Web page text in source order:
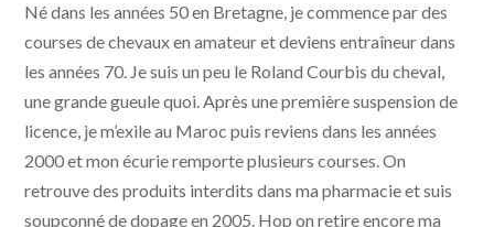
Né dans les années 50 en Bretagne, je commence par des
courses de chevaux en amateur et deviens entraîneur dans
les années 70. Je suis un peu le Roland Courbis du cheval,
une grande gueule quoi. Après une première suspension de
licence, je m’exile au Maroc puis reviens dans les années
2000 et mon écurie remporte plusieurs courses. On
retrouve des produits interdits dans ma pharmacie et suis
soupçonné de dopage en 2005. Hop on retire encore ma